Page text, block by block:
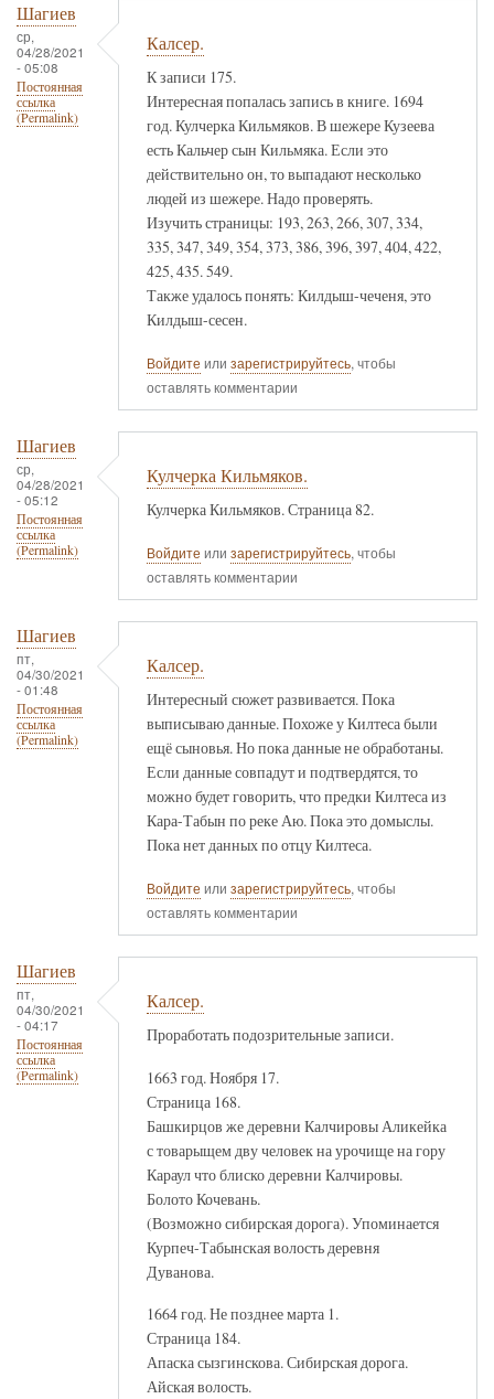
Шагиев
ср,
04/28/2021
- 05:08
Постоянная
ссылка
(Permalink)
Калсер.
К записи 175.
Интересная попалась запись в книге. 1694
год. Кулчерка Кильмяков. В шежере Кузеева
есть Кальчер сын Кильмяка. Если это
действительно он, то выпадают несколько
людей из шежере. Надо проверять.
Изучить страницы: 193, 263, 266, 307, 334,
335, 347, 349, 354, 373, 386, 396, 397, 404, 422,
425, 435. 549.
Также удалось понять: Килдыш-чеченя, это
Килдыш-сесен.
Войдите или зарегистрируйтесь, чтобы
оставлять комментарии
Шагиев
ср,
04/28/2021
- 05:12
Постоянная
ссылка
(Permalink)
Кулчерка Кильмяков.
Кулчерка Кильмяков. Страница 82.
Войдите или зарегистрируйтесь, чтобы
оставлять комментарии
Шагиев
пт,
04/30/2021
- 01:48
Постоянная
ссылка
(Permalink)
Калсер.
Интересный сюжет развивается. Пока
выписываю данные. Похоже у Килтеса были
ещё сыновья. Но пока данные не обработаны.
Если данные совпадут и подтвердятся, то
можно будет говорить, что предки Килтеса из
Кара-Табын по реке Аю. Пока это домыслы.
Пока нет данных по отцу Килтеса.
Войдите или зарегистрируйтесь, чтобы
оставлять комментарии
Шагиев
пт,
04/30/2021
- 04:17
Постоянная
ссылка
(Permalink)
Калсер.
Проработать подозрительные записи.
1663 год. Ноября 17.
Страница 168.
Башкирцов же деревни Калчировы Аликейка
с товарыщем дву человек на урочище на гору
Караул что блиско деревни Калчировы.
Болото Кочевань.
(Возможно сибирская дорога). Упоминается
Курпеч-Табынская волость деревня
Дуванова.
1664 год. Не позднее марта 1.
Страница 184.
Апаска сызгинскова. Сибирская дорога.
Айская волость.